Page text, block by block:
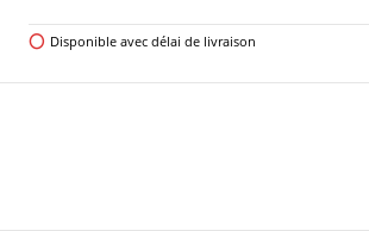
Disponible avec délai de livraison